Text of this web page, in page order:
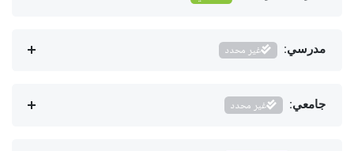
مدرسي: غير محدد
جامعي: غير محدد